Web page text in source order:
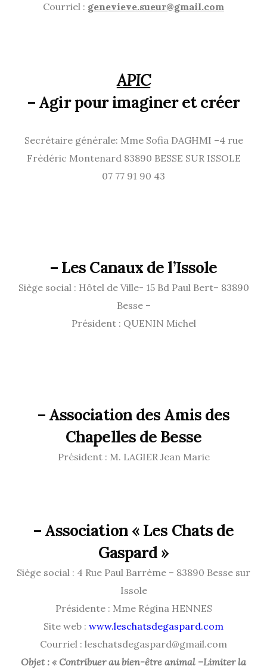
Courriel : genevieve.sueur@gmail.com
APIC
– Agir pour imaginer et créer
Secrétaire générale: Mme Sofia DAGHMI –4 rue
Frédéric Montenard 83890 BESSE SUR ISSOLE
07 77 91 90 43
– Les Canaux de l’Issole
Siège social : Hôtel de Ville- 15 Bd Paul Bert– 83890
Besse –
Président : QUENIN Michel
– Association des Amis des
Chapelles de Besse
Président : M. LAGIER Jean Marie
– Association « Les Chats de
Gaspard »
Siège social : 4 Rue Paul Barrème – 83890 Besse sur
Issole
Présidente : Mme Régina HENNES
Site web : www.leschatsdegaspard.com
Courriel : leschatsdegaspard@gmail.com
Objet : « Contribuer au bien-être animal –Limiter la